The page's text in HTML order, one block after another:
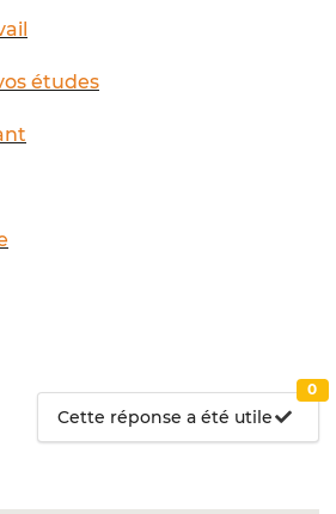
études
Cette réponse a été utile
0